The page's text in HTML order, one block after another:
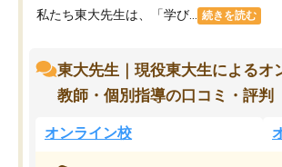
私たち東大先生は、「学び... 続きを読む
東大先生｜現役東大生によるオ
教師・個別指導の口コミ・評判
オンライン校